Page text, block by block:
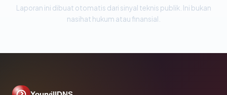
Laporan ini dibuat otomatis dari sinyal teknis publik. Ini bukan
nasihat hukum atau finansial.